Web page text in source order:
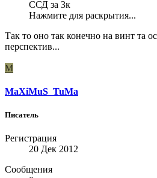
ССД за 3к
Нажмите для раскрытия...
Так то оно так конечно на винт та
перспектив...
M
MaXiMuS_TuMa
Писатель
Регистрация
20 Дек 2012
Сообщения